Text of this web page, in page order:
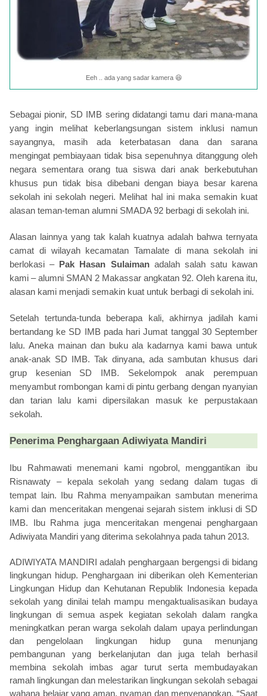
Eeh .. ada yang sadar kamera 😆
Sebagai pionir, SD IMB sering didatangi tamu dari mana-mana
yang ingin melihat keberlangsungan sistem inklusi namun
sayangnya, masih ada keterbatasan dana dan sarana
mengingat pembiayaan tidak bisa sepenuhnya ditanggung oleh
negara sementara orang tua siswa dari anak berkebutuhan
khusus pun tidak bisa dibebani dengan biaya besar karena
sekolah ini sekolah negeri. Melihat hal ini maka semakin kuat
alasan teman-teman alumni SMADA 92 berbagi di sekolah ini.
Alasan lainnya yang tak kalah kuatnya adalah bahwa ternyata
camat di wilayah kecamatan Tamalate di mana sekolah ini
berlokasi – Pak Hasan Sulaimanadalah salah satu kawan
kami – alumni SMAN 2 Makassar angkatan 92. Oleh karena itu,
alasan kami menjadi semakin kuat untuk berbagi di sekolah ini.
Setelah tertunda-tunda beberapa kali, akhirnya jadilah kami
bertandang ke SD IMB pada hari Jumat tanggal 30 September
lalu. Aneka mainan dan buku ala kadarnya kami bawa untuk
anak-anak SD IMB. Tak dinyana, ada sambutan khusus dari
grup kesenian SD IMB. Sekelompok anak perempuan
menyambut rombongan kami di pintu gerbang dengan nyanyian
dan tarian lalu kami dipersilakan masuk ke perpustakaan
sekolah.
Penerima Penghargaan Adiwiyata Mandiri
Ibu Rahmawati menemani kami ngobrol, menggantikan ibu
Risnawaty – kepala sekolah yang sedang dalam tugas di
tempat lain. Ibu Rahma menyampaikan sambutan menerima
kami dan menceritakan mengenai sejarah sistem inklusi di SD
IMB. Ibu Rahma juga menceritakan mengenai penghargaan
Adiwiyata Mandiri yang diterima sekolahnya pada tahun 2013.
ADIWIYATA MANDIRI adalah penghargaan bergengsi di bidang
lingkungan hidup. Penghargaan ini diberikan oleh Kementerian
Lingkungan Hidup dan Kehutanan Republik Indonesia kepada
sekolah yang dinilai telah mampu mengaktualisasikan budaya
lingkungan di semua aspek kegiatan sekolah dalam rangka
meningkatkan peran warga sekolah dalam upaya perlindungan
dan pengelolaan lingkungan hidup guna menunjang
pembangunan yang berkelanjutan dan juga telah berhasil
membina sekolah imbas agar turut serta membudayakan
ramah lingkungan dan melestarikan lingkungan sekolah sebagai
wahana belajar yang aman, nyaman dan menyenangkan. “Saat